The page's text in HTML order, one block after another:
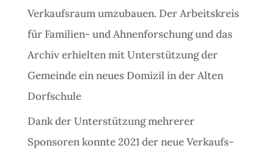
Verkaufsraum umzubauen. Der Arbeitskreis
für Familien- und Ahnenforschung und das
Archiv erhielten mit Unterstützung der
Gemeinde ein neues Domizil in der Alten
Dorfschule
Dank der Unterstützung mehrerer
Sponsoren konnte 2021 der neue Verkaufs-